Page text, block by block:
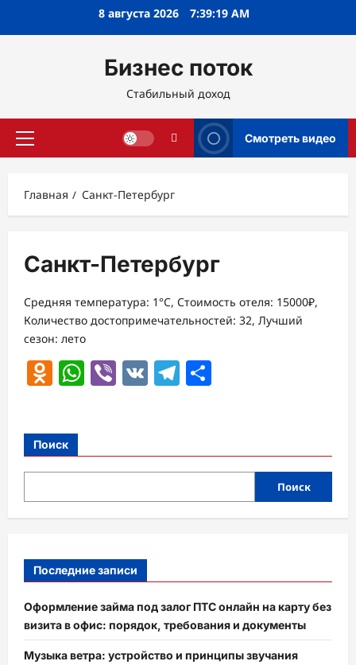
8 августа 2026 7:39:20 AM
Бизнес поток
Стабильный доход
Основное
Смотреть видео
Главная Санкт-Петербург
Санкт-Петербург
Средняя температура: 1°C, Стоимость отеля: 15000₽,
Количество достопримечательностей: 32, Лучший
сезон: лето
Odnoklassniki
WhatsApp
Viber
VK Telegram
Поиск
Поиск
Последние записи
Оформление займа под залог ПТС онлайн на карту без
визита в офис: порядок, требования и документы
Музыка ветра: устройство и принципы звучания